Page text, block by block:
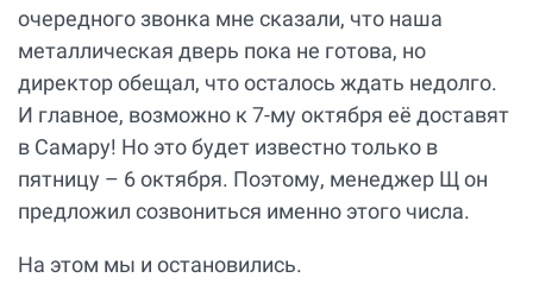
очередного звонка мне сказали, что наша
металлическая дверь пока не готова, но
директор обещал, что осталось ждать недолго.
И главное, возможно к 7-му октября её доставят
в Самару! Но это будет известно только в
пятницу – 6 октября. Поэтому, менеджер Щ он
предложил созвониться именно этого числа.
На этом мы и остановились.